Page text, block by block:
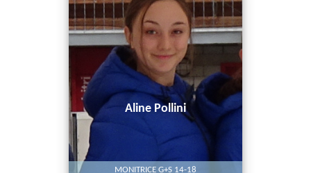
Aline Pollini
MONITRICE G+S 14-18